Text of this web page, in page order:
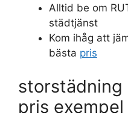
Alltid be om
städtjänst
Kom ihåg att
bästa pris
storstädning
pris exempel